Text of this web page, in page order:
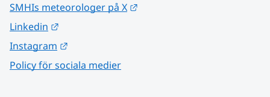
SMHIs meteorologer på X
Linkedin
Instagram
Policy för sociala medier